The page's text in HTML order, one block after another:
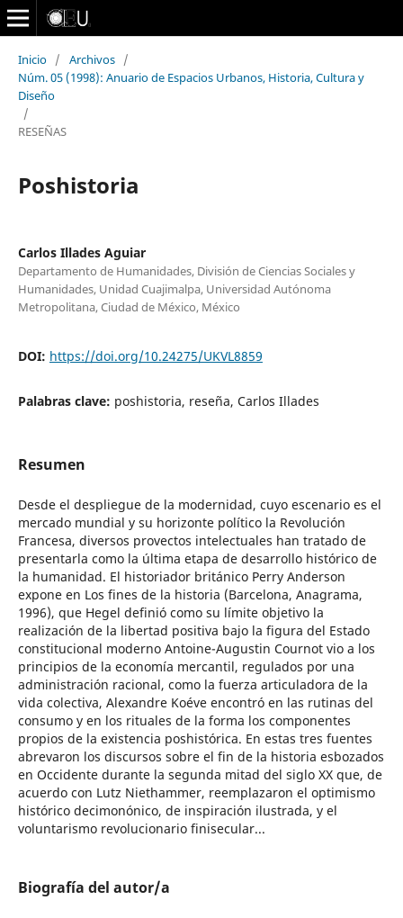
Inicio / Archivos /
Núm. 05 (1998): Anuario de Espacios Urbanos, Historia, Cultura y
Diseño
/
RESEÑAS
Poshistoria
Carlos Illades Aguiar
Departamento de Humanidades, División de Ciencias Sociales y
Humanidades, Unidad Cuajimalpa, Universidad Autónoma
Metropolitana, Ciudad de México, México
DOI: https://doi.org/10.24275/UKVL8859
Palabras clave: poshistoria, reseña, Carlos Illades
Resumen
Desde el despliegue de la modernidad, cuyo escenario es el
mercado mundial y su horizonte político la Revolución
Francesa, diversos provectos intelectuales han tratado de
presentarla como la última etapa de desarrollo histórico de
la humanidad. El historiador británico Perry Anderson
expone en Los fines de la historia (Barcelona, Anagrama,
1996), que Hegel definió como su límite objetivo la
realización de la libertad positiva bajo la figura del Estado
constitucional moderno Antoine-Augustin Cournot vio a los
principios de la economía mercantil, regulados por una
administración racional, como la fuerza articuladora de la
vida colectiva, Alexandre Koéve encontró en las rutinas del
consumo y en los rituales de la forma los componentes
propios de la existencia poshistórica. En estas tres fuentes
abrevaron los discursos sobre el fin de la historia esbozados
en Occidente durante la segunda mitad del siglo XX que, de
acuerdo con Lutz Niethammer, reemplazaron el optimismo
histórico decimonónico, de inspiración ilustrada, y el
voluntarismo revolucionario finisecular...
Biografía del autor/a